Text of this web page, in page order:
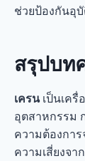
ช่วยป้องกันอุ
สรุปบท
เครนเป็นเครื่
อุตสาหกรรม
ความต้องกา
ความเสี่ยงจา